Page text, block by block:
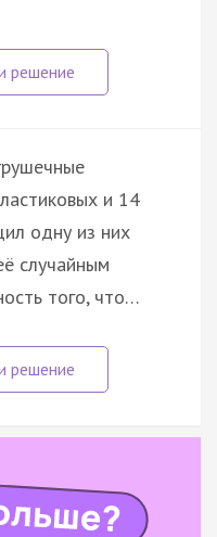
и 14
одну из них
случайным
того, что…